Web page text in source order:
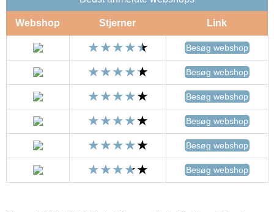
Webshop Stjerner Link
Besøg webshop
Besøg webshop
Besøg webshop
Besøg webshop
Besøg webshop
Besøg webshop